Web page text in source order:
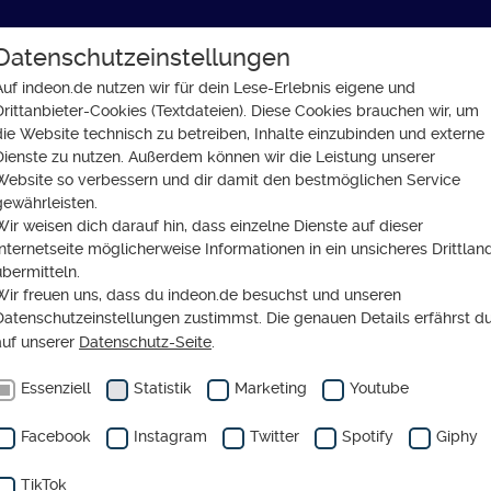
GLAUBE SOZIALES
machen Papier zu Geld
zu Geld
indeon.de nutzen wir für dein Lese-Erlebnis eigene und
Cookies (Textdateien). Diese Cookies brauchen wir, um
Website technisch zu betreiben, Inhalte einzubinden und externe
zu nutzen. Außerdem können wir die Leistung unserer
so verbessern und dir damit den bestmöglichen Service
weisen dich darauf hin, dass einzelne Dienste auf dieser
möglicherweise Informationen in ein unsicheres
freuen uns, dass du indeon.de besuchst und unseren
zustimmst. Die genauen Details erfährst
unserer Datenschutz-Seite
Essenziell Statistik Marketing Youtube
Facebook Instagram Twitter Spotify Giphy
TikTok